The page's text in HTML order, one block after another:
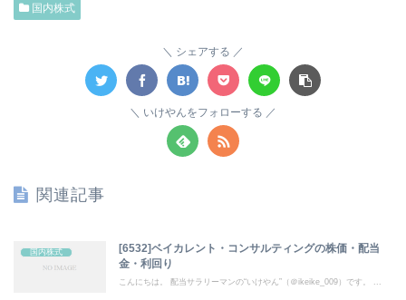
国内株式
シェアする
いけやんをフォローする
関連記事
国内株式
[6532]ベイカレント・コンサルティングの株価・配当
金・利回り
こんにちは。 配当サラリーマンの“いけやん”（＠ikeike_009）です。 ...